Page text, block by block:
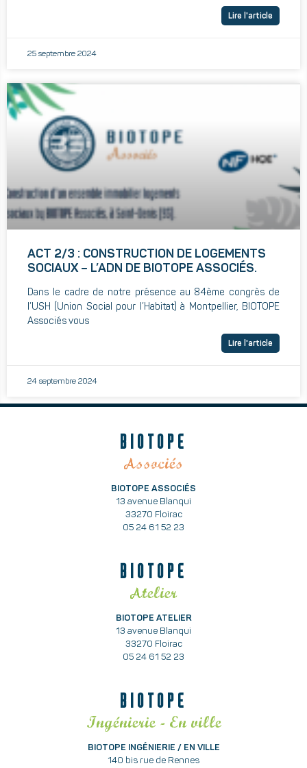
Lire l'article
25 septembre 2024
ACT 2/3 : CONSTRUCTION DE LOGEMENTS
SOCIAUX – L’ADN DE BIOTOPE ASSOCIÉS.
Dans le cadre de notre présence au 84ème congrès de
l’USH (Union Social pour l’Habitat) à Montpellier, BIOTOPE
Associés vous
Lire l'article
24 septembre 2024
BIOTOPE
Associés
BIOTOPE ASSOCIÉS
13 avenue Blanqui
33270 Floirac
05 24 61 52 23
BIOTOPE
Atelier
BIOTOPE ATELIER
13 avenue Blanqui
33270 Floirac
05 24 61 52 23
BIOTOPE
Ingénierie - En ville
BIOTOPE INGÉNIERIE / EN VILLE
140 bis rue de Rennes